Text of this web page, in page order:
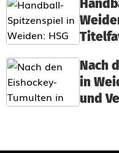
Nach
in
und